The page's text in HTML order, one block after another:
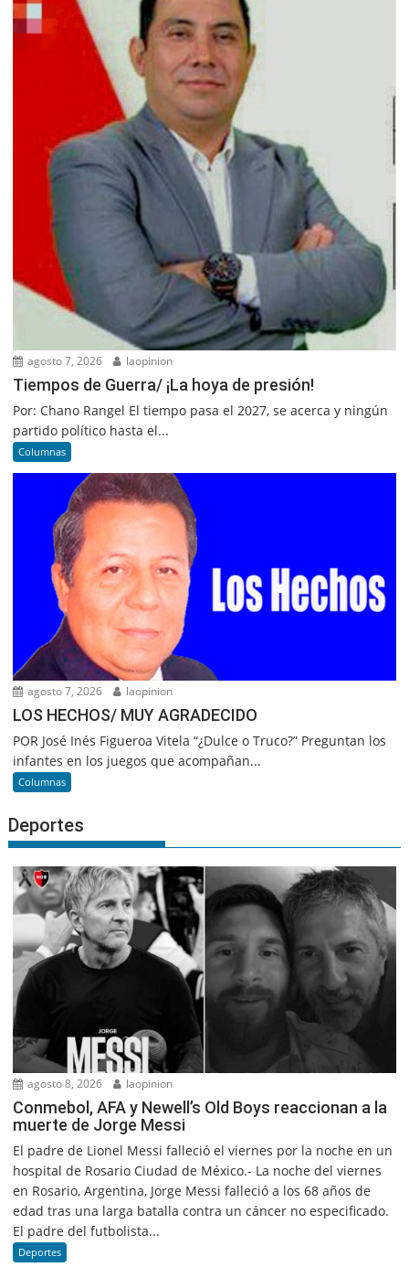
agosto 7, 2026 laopinion
Tiempos de Guerra/ ¡La hoya de presión!
Por: Chano Rangel El tiempo pasa el 2027, se acerca y ningún
partido político hasta el...
Columnas
agosto 7, 2026 laopinion
LOS HECHOS/ MUY AGRADECIDO
POR José Inés Figueroa Vitela “¿Dulce o Truco?” Preguntan los
infantes en los juegos que acompañan...
Columnas
Deportes
agosto 8, 2026 laopinion
Conmebol, AFA y Newell’s Old Boys reaccionan a la
muerte de Jorge Messi
El padre de Lionel Messi falleció el viernes por la noche en un
hospital de Rosario Ciudad de México.- La noche del viernes
en Rosario, Argentina, Jorge Messi falleció a los 68 años de
edad tras una larga batalla contra un cáncer no especificado.
El padre del futbolista...
Deportes